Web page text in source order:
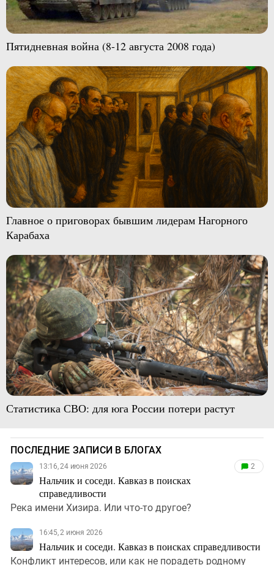
Пятидневная война (8-12 августа 2008 года)
Главное о приговорах бывшим лидерам Нагорного
Карабаха
Статистика СВО: для юга России потери растут
ПОСЛЕДНИЕ ЗАПИСИ В БЛОГАХ
13:16, 24 июня 2026
Нальчик и соседи. Кавказ в поисках
справедливости
2
Река имени Хизира. Или что-то другое?
16:45, 2 июня 2026
Нальчик и соседи. Кавказ в поисках справедливости
Конфликт интересов, или как не порадеть родному